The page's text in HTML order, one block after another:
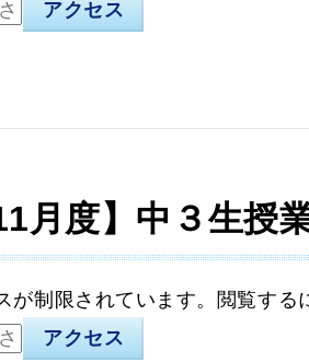
月度】中３生授
が制限されています。閲覧する